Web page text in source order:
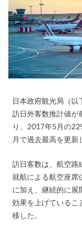
日本政府観光局（
訪日外客数推計値が
り、2017年5月の
月で過去最高を更新
訪日客数は、航空路
就航による航空座席
に加え、継続的に展
効果を上げているこ
移した。